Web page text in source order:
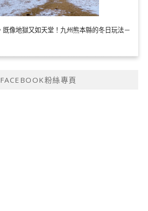
既像地獄又如天堂！九州熊本縣的冬日玩法－
FACEBOOK粉絲專頁